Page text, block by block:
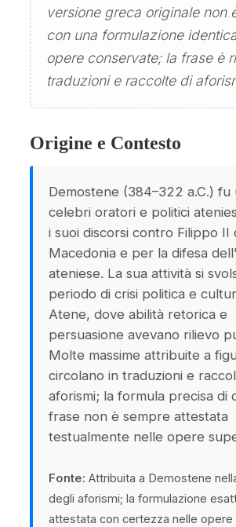
versione greca originale non
con una formulazione
opere conservate; la frase è
traduzioni e raccolte di
Origine e Contesto
Demostene (384–322 a.C.) fu
celebri oratori e politici
i suoi discorsi contro Filippo II
Macedonia e per la difesa
ateniese. La sua attività si
periodo di crisi politica e
Atene, dove abilità retorica e
persuasione avevano rilievo
Molte massime attribuite a
circolano in traduzioni e
aforismi; la formula precisa di
frase non è sempre attestata
testualmente nelle opere
Fonte: Attribuita a Demostene
degli aforismi; la formulazione
attestata con certezza nelle opere